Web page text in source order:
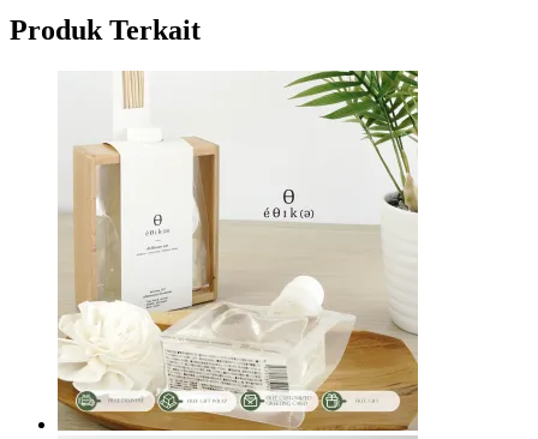
Produk Terkait